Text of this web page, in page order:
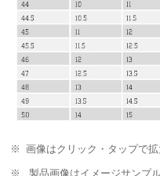
画像はクリック・タップで拡
製品画像はイメージサンプ